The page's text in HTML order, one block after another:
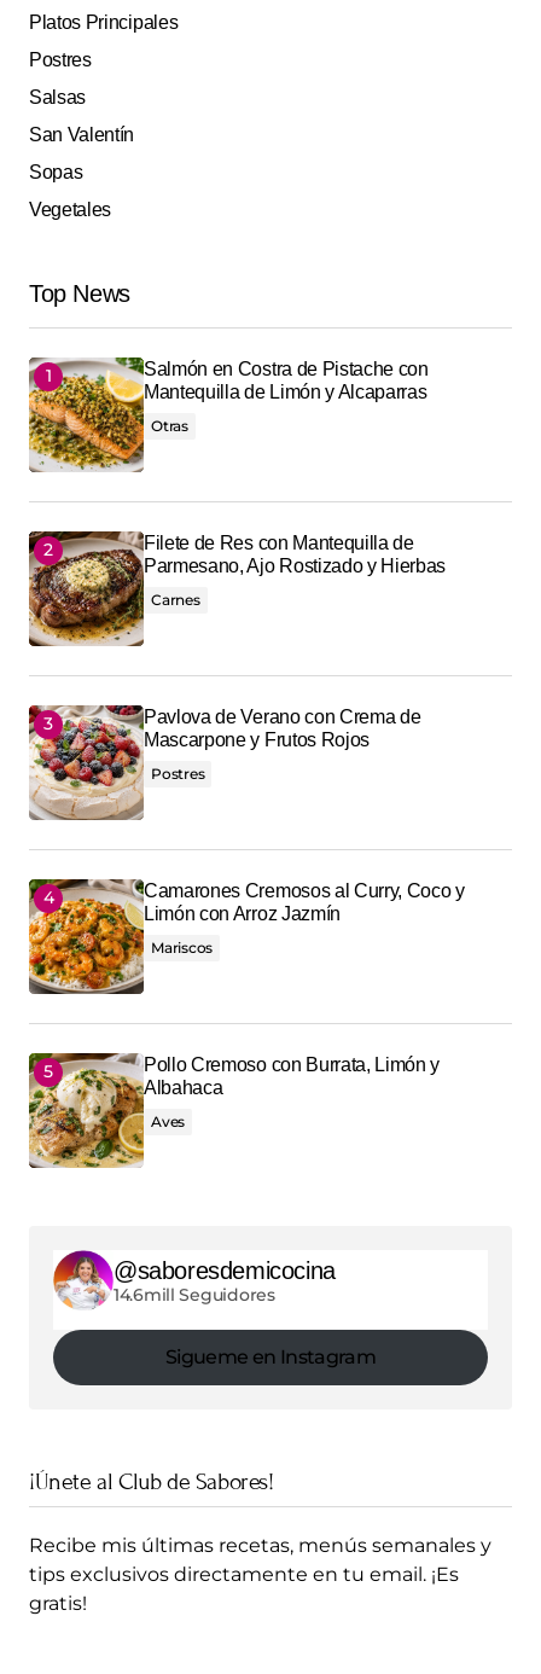
Platos Principales
Postres
Salsas
San Valentín
Sopas
Vegetales
Top News
Salmón en Costra de Pistache con
Mantequilla de Limón y Alcaparras
Otras
Filete de Res con Mantequilla de
Parmesano, Ajo Rostizado y Hierbas
Carnes
Pavlova de Verano con Crema de
Mascarpone y Frutos Rojos
Postres
Camarones Cremosos al Curry, Coco y
Limón con Arroz Jazmín
Mariscos
Pollo Cremoso con Burrata, Limón y
Albahaca
Aves
@saboresdemicocina
14.6mill Seguidores
Sigueme en Instagram
¡Únete al Club de Sabores!
Recibe mis últimas recetas, menús semanales y
tips exclusivos directamente en tu email. ¡Es
gratis!